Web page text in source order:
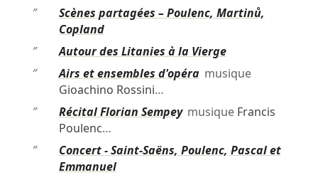
″
Scènes partagées – Poulenc, Martinů,
Copland
″
Autour des Litanies à la Vierge
″
Airs et ensembles d'opéramusique
Gioachino Rossini…
″
Récital Florian Sempeymusique Francis
Poulenc…
″
Concert - Saint-Saëns, Poulenc, Pascal et
Emmanuel